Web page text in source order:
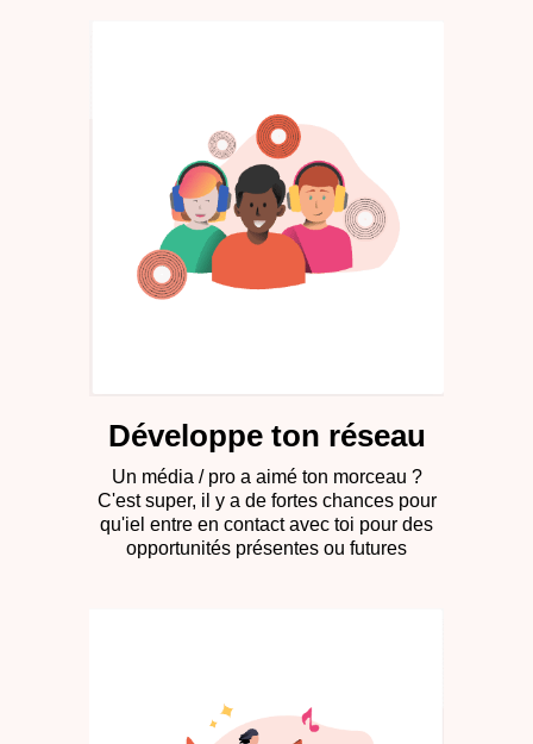
Développe ton réseau
Un média / pro a aimé ton morceau ?
C'est super, il y a de fortes chances pour
qu'iel entre en contact avec toi pour des
opportunités présentes ou futures